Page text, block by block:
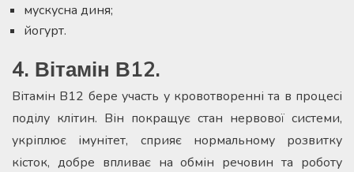
мускусна диня;
йогурт.
4. Вітамін В12.
Вітамін В12 бере участь у кровотворенні та в процесі
поділу клітин. Він покращує стан нервової системи,
укріплює імунітет, сприяє нормальному розвитку
кісток, добре впливає на обмін речовин та роботу